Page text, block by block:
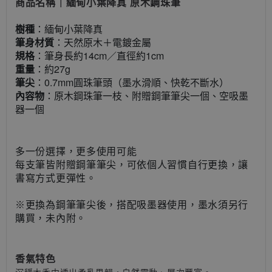
樹種 ：緬甸小葉降真
筆身材質 ：天然原木＋電鍍金屬
規格 ：筆身長約14cm／直徑約1cm
重量 ：約27g
筆尖 ：0.7mm圓珠筆頭（墨水滑順、快乾不斷水）
內容物 ：原木鋼珠筆一枝、附贈鋼筆筆尖一個、空吸墨
器一個
多一份選擇，更多使用可能
每支筆皆附贈鋼筆筆尖，可依個人習慣自行更換，讓
書寫方式更彈性。
※更換為鋼筆筆尖後，搭配吸墨器使用，墨水須另行
購買，未內附。
香氣特色